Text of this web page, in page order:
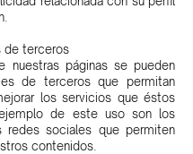
de terceros
nuestras páginas se pueden
de terceros que permitan
los servicios que éstos
de este uso son los
redes sociales que permiten
contenidos.